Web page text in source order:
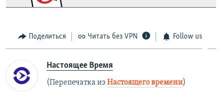
Поделиться Читать без VPN Follow us
Настоящее Время
(Перепечатка из Настоящего времени)